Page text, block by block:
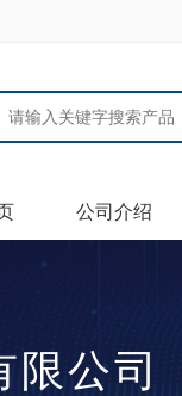
公司介绍
限公司